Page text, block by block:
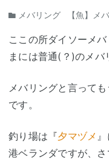
メバリング 【魚】メ
ここの所ダイソーメ
まには普通(？)のメバ
メバリングと言って
です。
釣り場は 『夕マヅメ
港ベランダですが、